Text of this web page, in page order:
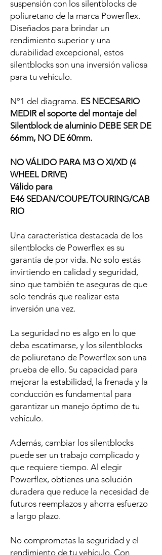
suspensión con los silentblocks de
poliuretano de la marca Powerflex.
Diseñados para brindar un
rendimiento superior y una
durabilidad excepcional, estos
silentblocks son una inversión valiosa
para tu vehículo.
Nº1 del diagrama. ES NECESARIO
MEDIR el soporte del montaje del
Silentblock de aluminio DEBE SER DE
66mm, NO DE 60mm.
NO VÁLIDO PARA M3 O XI/XD (4
WHEEL DRIVE)
Válido para
E46 SEDAN/COUPE/TOURING/CAB
RIO
Una característica destacada de los
silentblocks de Powerflex es su
garantía de por vida. No solo estás
invirtiendo en calidad y seguridad,
sino que también te aseguras de que
solo tendrás que realizar esta
inversión una vez.
La seguridad no es algo en lo que
deba escatimarse, y los silentblocks
de poliuretano de Powerflex son una
prueba de ello. Su capacidad para
mejorar la estabilidad, la frenada y la
conducción es fundamental para
garantizar un manejo óptimo de tu
vehículo.
Además, cambiar los silentblocks
puede ser un trabajo complicado y
que requiere tiempo. Al elegir
Powerflex, obtienes una solución
duradera que reduce la necesidad de
futuros reemplazos y ahorra esfuerzo
a largo plazo.
No comprometas la seguridad y el
rendimiento de tu vehículo. Con